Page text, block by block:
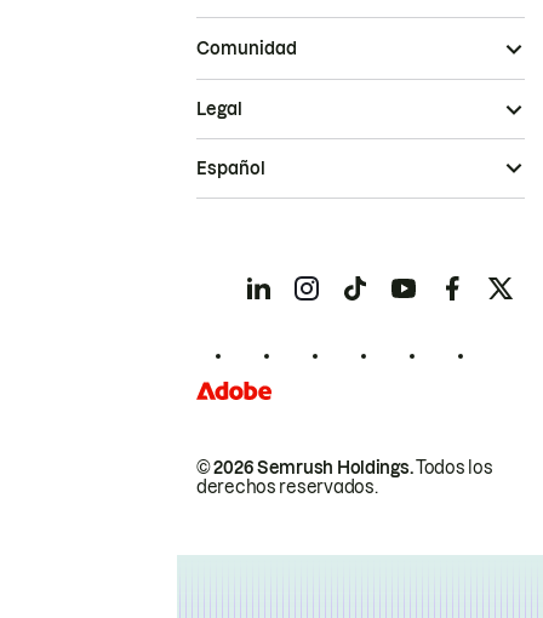
Comunidad
© 2026 Semrush Holdings.Todos los
derechos reservados.
Legal
Español